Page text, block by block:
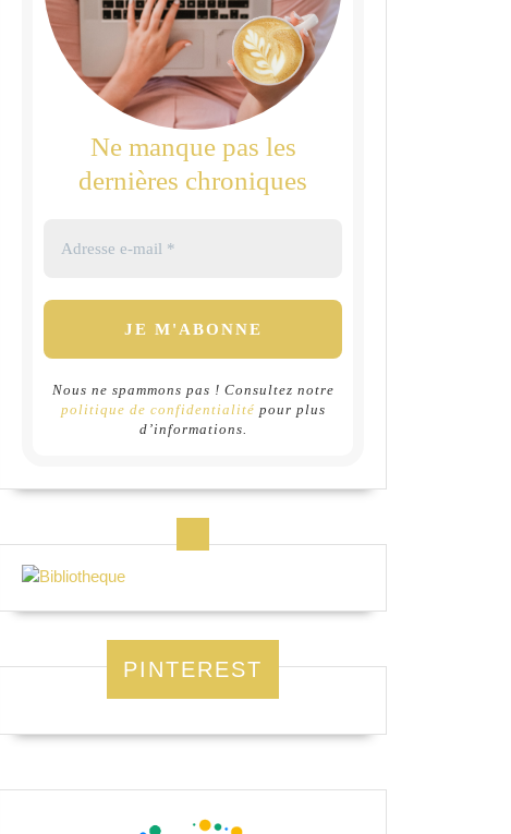
Ne manque pas les
dernières chroniques
Nous ne spammons pas ! Consultez notre
politique de confidentialité pour plus
d’informations.
PINTEREST